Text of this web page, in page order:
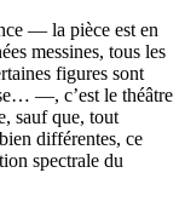
— la pièce est en
messines, tous les
figures sont
—, c’est le théâtre
sauf que, tout
différentes, ce
spectrale du